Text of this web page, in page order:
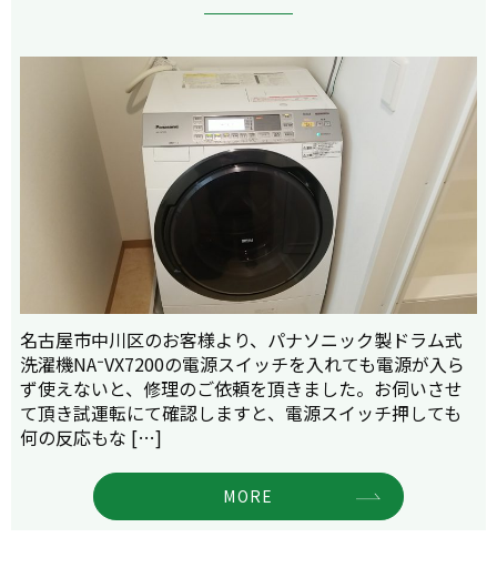
名古屋市中川区のお客様より、パナソニック製ドラム式
洗濯機NA⁻VX7200の電源スイッチを入れても電源が入ら
ず使えないと、修理のご依頼を頂きました。お伺いさせ
て頂き試運転にて確認しますと、電源スイッチ押しても
何の反応もな […]
MORE